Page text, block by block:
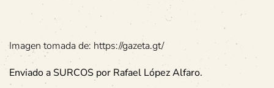
Imagen tomada de: https://gazeta.gt/
Enviado a SURCOS por Rafael López Alfaro.